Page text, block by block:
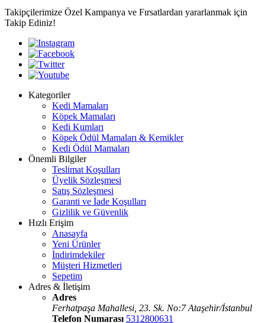
Takipçilerimize Özel Kampanya ve Fırsatlardan yararlanmak için
Takip Ediniz!
Kategoriler
Kedi Mamaları
Köpek Mamaları
Kedi Kumları
Köpek Ödül Mamaları & Kemikler
Kedi Ödül Mamaları
Önemli Bilgiler
Teslimat Koşulları
Üyelik Sözleşmesi
Satış Sözleşmesi
Garanti ve İade Koşulları
Gizlilik ve Güvenlik
Hızlı Erişim
Anasayfa
Yeni Ürünler
İndirimdekiler
Müşteri Hizmetleri
Sepetim
Adres & İletişim
Adres
Ferhatpaşa Mahallesi, 23. Sk. No:7 Ataşehir/İstanbul
Telefon Numarası 5312800631